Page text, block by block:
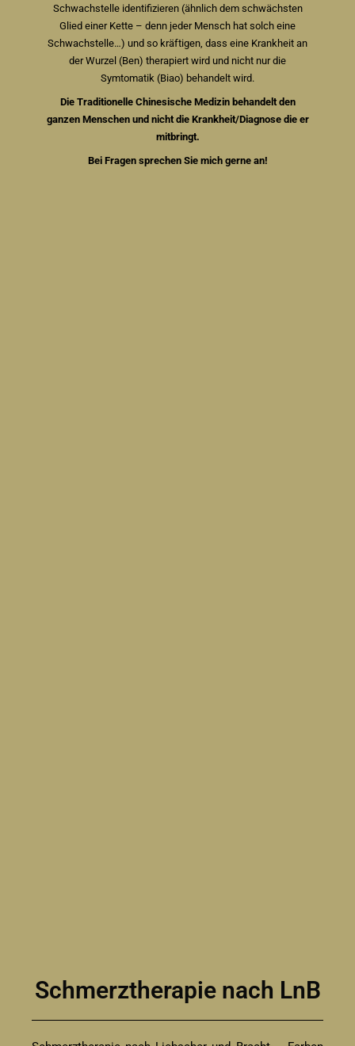
Schwachstelle identifizieren (ähnlich dem schwächsten
Glied einer Kette – denn jeder Mensch hat solch eine
Schwachstelle…) und so kräftigen, dass eine Krankheit an
der Wurzel (Ben) therapiert wird und nicht nur die
Symtomatik (Biao) behandelt wird.
Die Traditionelle Chinesische Medizin behandelt den
ganzen Menschen und nicht die Krankheit/Diagnose die er
mitbringt.
Bei Fragen sprechen Sie mich gerne an!
Schmerztherapie nach LnB